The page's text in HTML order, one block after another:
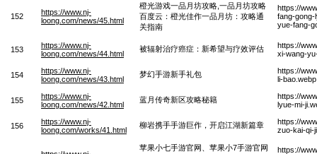
152
https://www.nj-
loong.com/news/45.html
橙光游戏一品月坊攻略,一品月坊攻略
百度云：橙光佳作一品月坊：攻略通
关指南
https://
fang-
yue-fang-
153
https://www.nj-
loong.com/news/44.html
被辐射治疗癌症：新希望与疗效评估
https://
xi-wang-
154
https://www.nj-
loong.com/news/43.html
梦幻手游新手礼包
https://
li-bao.webp
155
https://www.nj-
loong.com/news/42.html
蓝月传奇新区攻略秘籍
https://
lyue-mi-
156
https://www.nj-
loong.com/works/41.html
柳岩携手手游巨作，开启江湖新篇章
https://
zuo-kai-qi-
苹果小七手游官网、苹果小7手游官网
https://